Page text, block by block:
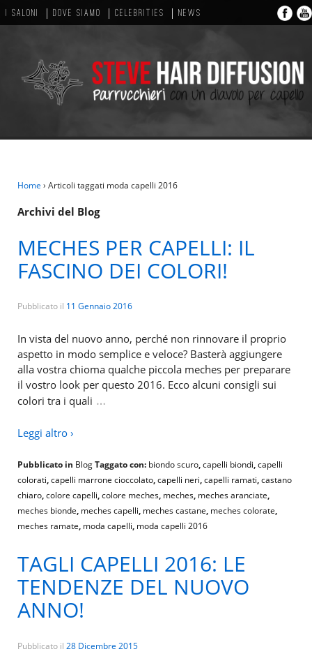
I SALONI DOVE SIAMO CELEBRITIES NEWS
Home › Articoli taggati moda capelli 2016
Archivi del Blog
MECHES PER CAPELLI: IL
FASCINO DEI COLORI!
Pubblicato il 11 Gennaio 2016
In vista del nuovo anno, perché non rinnovare il proprio
aspetto in modo semplice e veloce? Basterà aggiungere
alla vostra chioma qualche piccola meches per preparare
il vostro look per questo 2016. Ecco alcuni consigli sui
colori tra i quali …
Leggi altro ›
Pubblicato in BlogTaggato con: biondo scuro,capelli biondi,capelli
colorati,capelli marrone cioccolato,capelli neri,capelli ramati,castano
chiaro,colore capelli,colore meches, meches, meches aranciate,
meches bionde, meches capelli, meches castane, meches colorate,
meches ramate, moda capelli, moda capelli 2016
TAGLI CAPELLI 2016: LE
TENDENZE DEL NUOVO
ANNO!
Pubblicato il 28 Dicembre 2015